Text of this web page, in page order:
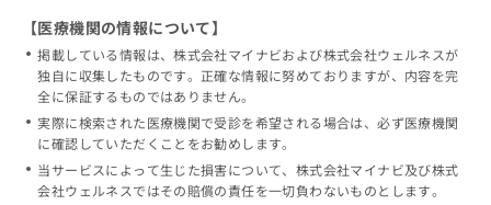
【医療機関の情報について】
掲載している情報は、株式会社マイナビおよび株式会社ウェルネスが
独自に収集したものです。正確な情報に努めておりますが、内容を完
全に保証するものではありません。
実際に検索された医療機関で受診を希望される場合は、必ず医療機関
に確認していただくことをお勧めします。
当サービスによって生じた損害について、株式会社マイナビ及び株式
会社ウェルネスではその賠償の責任を一切負わないものとします。